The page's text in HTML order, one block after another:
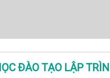
ĐÀO TẠO LẬP